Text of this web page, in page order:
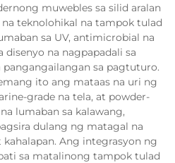
muwebles sa silid aralan
na teknolohikal na tampok tulad
sa UV, antimicrobial na
disenyo na nagpapadali sa
sa pagtuturo.
ito ang mataas na uri ng
grade na tela, at powder-
lumaban sa kalawang,
dulang ng matagal na
kahalapan. Ang integrasyon ng
sa matalinong tampok tulad